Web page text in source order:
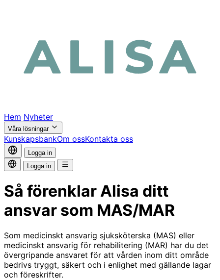
Hem Nyheter
Våra lösningar
KunskapsbankOm ossKontakta oss
Logga in
Logga in
Så förenklar Alisa ditt
ansvar som MAS/MAR
Som medicinskt ansvarig sjuksköterska (MAS) eller
medicinskt ansvarig för rehabilitering (MAR) har du det
övergripande ansvaret för att vården inom ditt område
bedrivs tryggt, säkert och i enlighet med gällande lagar
och föreskrifter.